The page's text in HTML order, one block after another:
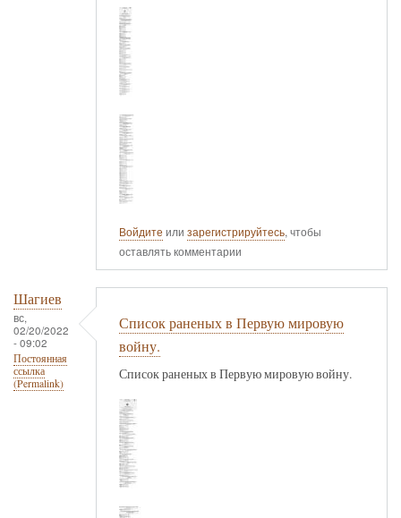
Войдите или зарегистрируйтесь, чтобы
оставлять комментарии
Шагиев
вс,
02/20/2022
- 09:02
Постоянная
ссылка
(Permalink)
Список раненых в Первую мировую
войну.
Список раненых в Первую мировую войну.